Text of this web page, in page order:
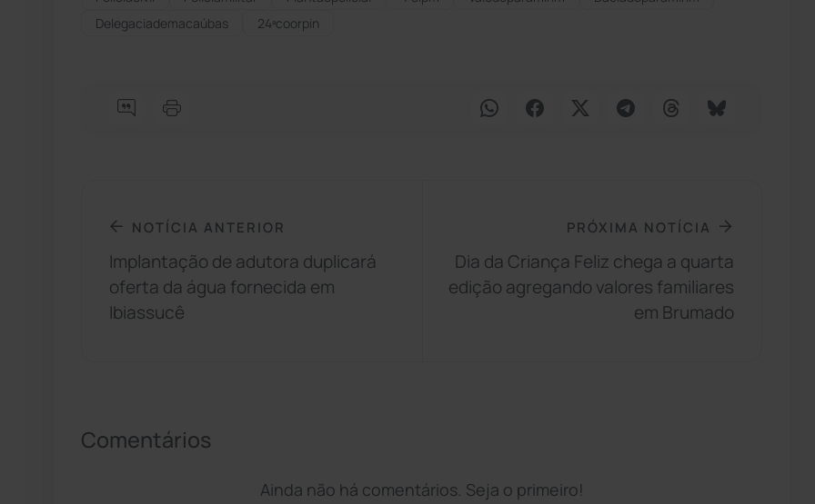
Delegaciademacaúbas
24ªcoorpin
NOTÍCIA ANTERIOR
Implantação de adutora duplicará
oferta da água fornecida em
Ibiassucê
PRÓXIMA NOTÍCIA
Dia da Criança Feliz chega a quarta
edição agregando valores familiares
em Brumado
Comentários
Ainda não há comentários. Seja o primeiro!